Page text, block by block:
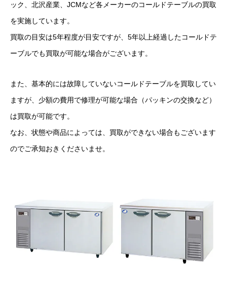
ック、北沢産業、JCMなど各メーカーのコールドテーブルの買取
を実施しています。
買取の目安は5年程度が目安ですが、5年以上経過したコールドテ
ーブルでも買取が可能な場合がございます。
また、基本的には故障していないコールドテーブルを買取してい
ますが、少額の費用で修理が可能な場合（パッキンの交換など）
は買取が可能です。
なお、状態や商品によっては、買取ができない場合もございます
のでご承知おきくださいませ。